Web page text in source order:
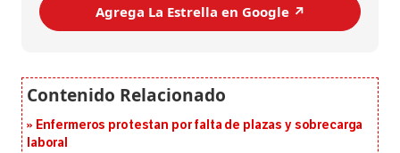
Agrega La Estrella en Google ↗️
Enfermeros protestan por falta de plazas y sobrecarga
laboral